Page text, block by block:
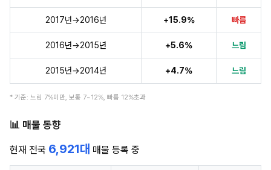
2017년→2016년 +15.9% 빠름
2016년→2015년 +5.6% 느림
2015년→2014년 +4.7% 느림
* 기준: 느림 7%미만, 보통 7~12%, 빠름 12%초과
📊 매물 동향
현재 전국 6,921대 매물 등록 중